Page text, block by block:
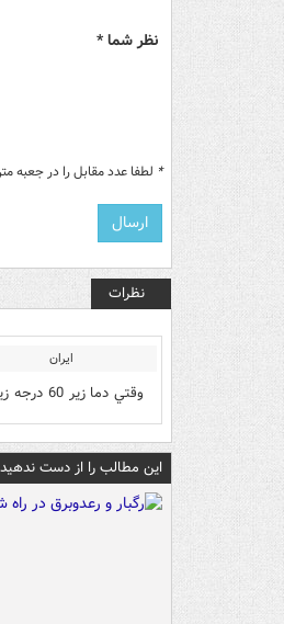
نظر شما *
* لطفا عدد مقابل را در جعبه
نظرات
اﻳﺮاﻥ
ﻭﻗﺘﻲ ﺩﻣﺎ ﺯﻳﺮ 60 ﺩﺭﺟﻪ ﺯﻳﺮ ﺻﻔﺮ ﺑﺎﺷﻪ اﻭﻥ ﺑﺮﻑ ﺑﺎﻳﺪ ﻣﺜﻞ ﺳﻨﮓ ﺑﺎﺷﻪ ﻧﻪ ﭘﻮﻓﻜﻲ
این مطالب را از دست